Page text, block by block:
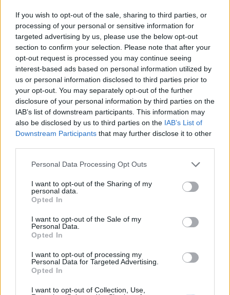
If you wish to opt-out of the sale, sharing to third parties, or
processing of your personal or sensitive information for
targeted advertising by us, please use the below opt-out
section to confirm your selection. Please note that after your
opt-out request is processed you may continue seeing
interest-based ads based on personal information utilized by
us or personal information disclosed to third parties prior to
your opt-out. You may separately opt-out of the further
disclosure of your personal information by third parties on the
IAB’s list of downstream participants. This information may
also be disclosed by us to third parties on the IAB’s List of
Downstream Participants that may further disclose it to other
Please note that this website/app uses one or more Google
not limited to your visit or usage behaviour. You may click to
grant or deny consent to Google and its third-party tags to
use your data for below specified purposes in below Google
consent section.
Personal Data Processing Opt Outs
I want to opt-out of the Sharing of my
personal data.
Opted In
I want to opt-out of the Sale of my
Personal Data.
Opted In
I want to opt-out of processing my
Personal Data for Targeted Advertising.
Opted In
I want to opt-out of Collection, Use,
La Reserva Federal aprueba la adquisición de Webster Bank
por parte de Banco Santander
Marta Ruiz · 5 Ago 2026
FINANZAS
Guía completa sobre tarjetas cripto: fees, cashback y seguridad
Diego Martín · 5 Ago 2026
COTIZACIONES CRYPTO